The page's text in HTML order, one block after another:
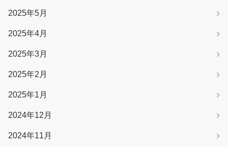
2025年5月
2025年4月
2025年3月
2025年2月
2025年1月
2024年12月
2024年11月